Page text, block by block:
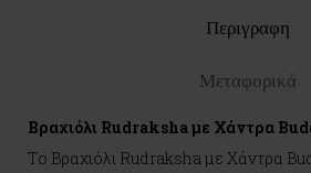
Περιγραφη
Μεταφορικά
Βραχιόλι Rudraksha με Χάντρα
Το Βραχιόλι Rudraksha με Χάντρα